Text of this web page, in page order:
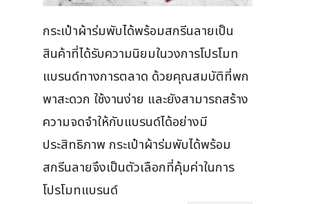
กระเป๋าผ้าร่มพับได้พร้อมสกรีนลายเป็น
สินค้าที่ได้รับความนิยมในวงการโปรโมท
แบรนด์ทางการตลาด ด้วยคุณสมบัติที่พก
พาสะดวก ใช้งานง่าย และยังสามารถสร้าง
ความจดจำให้กับแบรนด์ได้อย่างมี
ประสิทธิภาพ กระเป๋าผ้าร่มพับได้พร้อม
สกรีนลายจึงเป็นตัวเลือกที่คุ้มค่าในการ
โปรโมทแบรนด์